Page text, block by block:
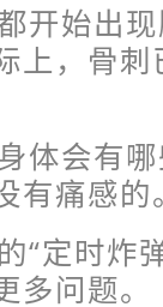
开始出
上，骨刺
体会有
有痛感的
“定时炸
问题。